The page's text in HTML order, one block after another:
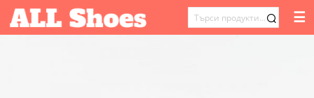
ТЪРСЕНЕ
☰